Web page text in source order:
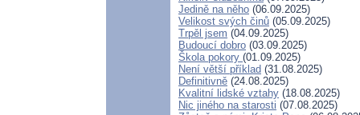
Jedině na něho (06.09.2025)
Velikost svých činů (05.09.2025)
Trpěl jsem (04.09.2025)
Budoucí dobro (03.09.2025)
Škola pokory (01.09.2025)
Není větší příklad (31.08.2025)
Definitivně (24.08.2025)
Kvalitní lidské vztahy (18.08.2025)
Nic jiného na starosti (07.08.2025)